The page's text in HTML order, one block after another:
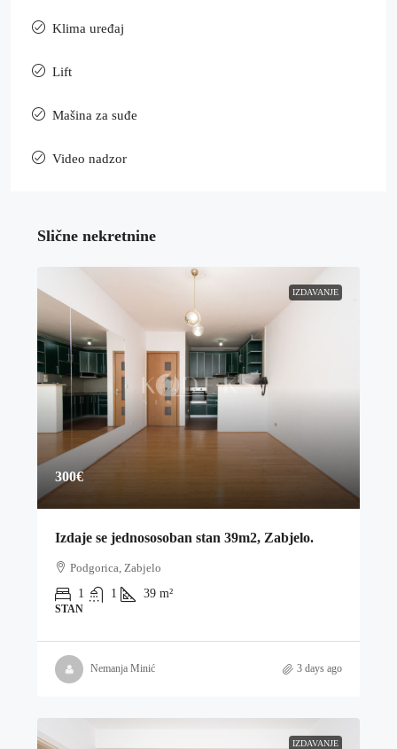
Klima uređaj
Lift
Mašina za suđe
Video nadzor
Slične nekretnine
IZDAVANJE
300€
Izdaje se jednososoban stan 39m2, Zabjelo.
Podgorica, Zabjelo
1
1 39 m²
STAN
Nemanja Minić 3 days ago
IZDAVANJE